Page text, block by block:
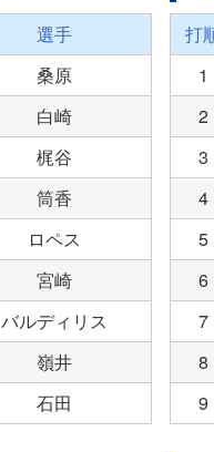
選手
桑原
白崎
梶谷
筒香
ロペス
宮崎
バルディリス
嶺井
石田
打
1
2
3
4
5
6
7
8
9